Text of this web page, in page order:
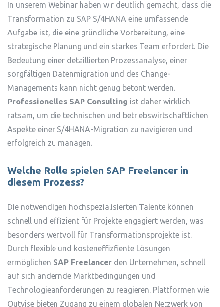
In unserem Webinar haben wir deutlich gemacht, dass die
Transformation zu SAP S/4HANA eine umfassende
Aufgabe ist, die eine gründliche Vorbereitung, eine
strategische Planung und ein starkes Team erfordert. Die
Bedeutung einer detaillierten Prozessanalyse, einer
sorgfältigen Datenmigration und des Change-
Managements kann nicht genug betont werden.
Professionelles SAP Consulting ist daher wirklich
ratsam, um die technischen und betriebswirtschaftlichen
Aspekte einer S/4HANA-Migration zu navigieren und
erfolgreich zu managen.
Welche Rolle spielen SAP Freelancer in
diesem Prozess?
Die notwendigen hochspezialisierten Talente können
schnell und effizient für Projekte engagiert werden, was
besonders wertvoll für Transformationsprojekte ist.
Durch flexible und kosteneffizfiente Lösungen
ermöglichen SAP Freelancer den Unternehmen, schnell
auf sich ändernde Marktbedingungen und
Technologieanforderungen zu reagieren. Plattformen wie
Outvise bieten Zugang zu einem globalen Netzwerk von